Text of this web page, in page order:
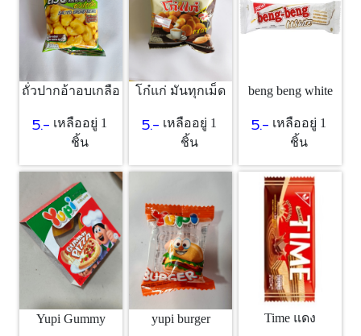
ถั่วปากอ้าอบเกลือ
5.- เหลืออยู่ 1
ชิ้น
โก๋แก่ มันทุกเม็ด
5.- เหลืออยู่ 1
ชิ้น
beng beng white
5.- เหลืออยู่ 1
ชิ้น
Yupi Gummy yupi burger Time แดง